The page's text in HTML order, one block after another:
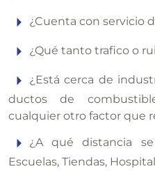
¿Cuenta con servicio
¿Qué tanto trafico o
¿Está cerca de
ductos de
cualquier otro factor que
¿A qué distancia se
Escuelas, Tiendas,